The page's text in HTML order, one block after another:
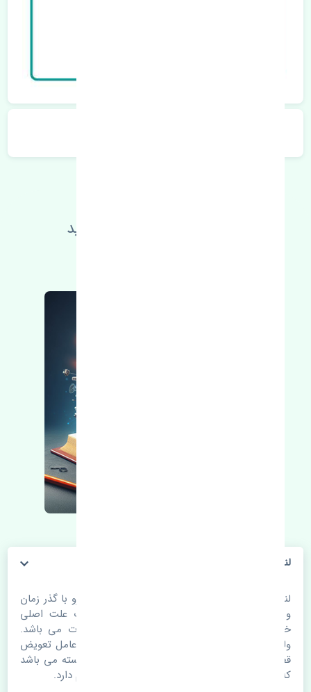
اطلاعات فنی خود را بالا ببرید
لنت ترمز جلو ژانگ ژینگ کاپرا اصلی
لنت ترمز جلو ژانگ ژینگ کاپرا اصلی. قطعات خودرو با گذر زمان
و طی مسافت مستحلک می شوند. اغلب اوقات علت اصلی
خرابی لوازم یدکی اتومبیل مستحلک شدن قطعات می باشد.
ولی دلایلی مثل تصادفات و حوادث نیز می تواند عامل تعویض
قطعات یدکی باشد. خودرو مجموعه ای به هم پیوسته می باشد
که هر قطعه روی قطعه یا قطعات دیگر تاثیر مستقیم دارد.